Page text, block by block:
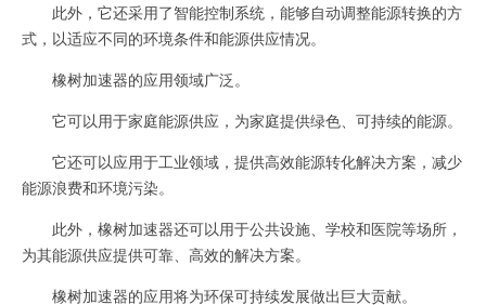
此外，它还采用了智能控制系统，能够自动调整能源转换的方
式，以适应不同的环境条件和能源供应情况。
橡树加速器的应用领域广泛。
它可以用于家庭能源供应，为家庭提供绿色、可持续的能源。
它还可以应用于工业领域，提供高效能源转化解决方案，减少
能源浪费和环境污染。
此外，橡树加速器还可以用于公共设施、学校和医院等场所，
为其能源供应提供可靠、高效的解决方案。
橡树加速器的应用将为环保可持续发展做出巨大贡献。